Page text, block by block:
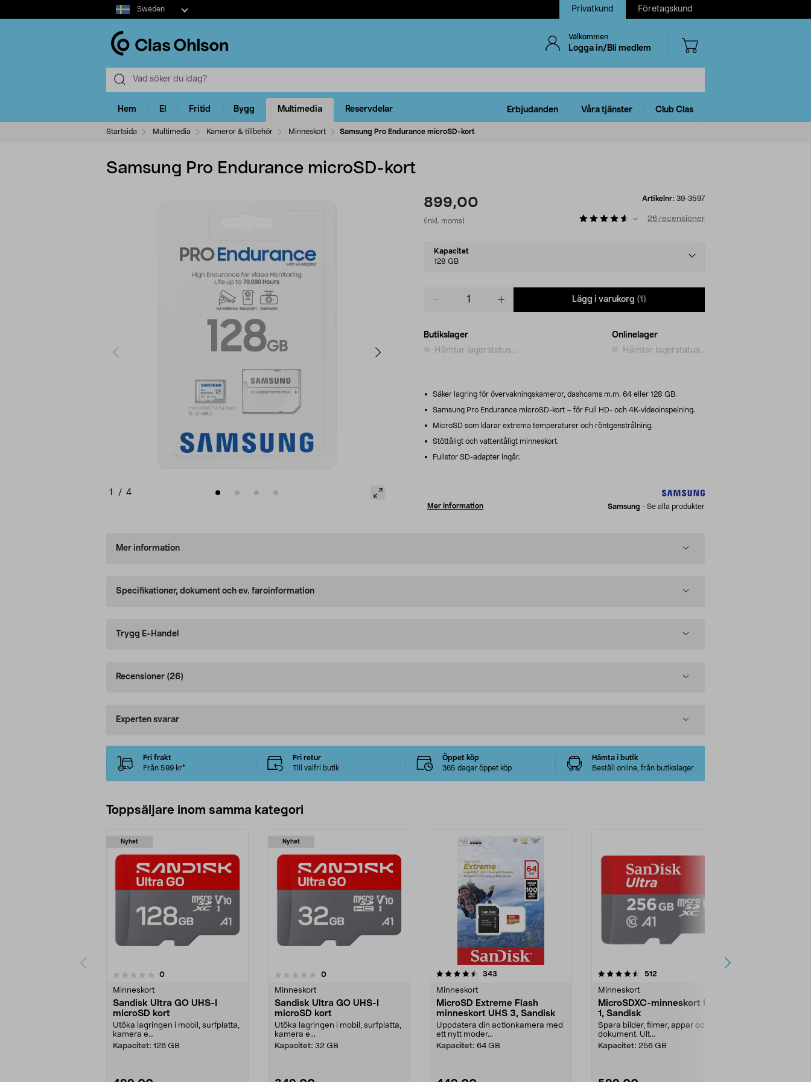
Select
market
Sweden Privatkund Företagskund
Välkommen
Logga in/Bli medlem
Hem El Fritid Bygg Multimedia Reservdelar Erbjudanden Våra tjänster Club Clas
Startsida Multimedia Kameror & tillbehör Minneskort Samsung Pro Endurance microSD-kort
Samsung Pro Endurance microSD-kort
1 / 4
899,00
(inkl. moms)
Artikelnr: 39-3597
26 recensioner
Select
variant
Kapacitet
128 GB
Lägg i varukorg (1)
Butikslager
Hämtar lagerstatus...
Onlinelager
Hämtar lagerstatus...
Säker lagring för övervakningskameror, dashcams m.m. 64 eller 128 GB.
Samsung Pro Endurance microSD-kort – för Full HD- och 4K-videoinspelning.
MicroSD som klarar extrema temperaturer och röntgenstrålning.
Stöttåligt och vattentåligt minneskort.
Fullstor SD-adapter ingår.
Mer information Samsung - Se alla produkter
Mer information
Specifikationer, dokument och ev. faroinformation
Trygg E-Handel
Recensioner (26)
Experten svarar
Fri frakt
Från 599 kr*
Fri retur
Till valfri butik
Öppet köp
365 dagar öppet köp
Hämta i butik
Beställ online, från butikslager
Toppsäljare inom samma kategori
Nyhet
0recensioner
Minneskort
Sandisk Ultra GO UHS-I
microSD kort
Utöka lagringen i mobil, surfplatta,
kamera e...
Kapacitet: 128 GB
Nyhet
0.0 av 5 stjärnor 0recensioner
Minneskort
Sandisk Ultra GO UHS-I
microSD kort
Utöka lagringen i mobil, surfplatta,
kamera e...
Kapacitet: 32 GB
4.5 av 5 stjärnor 343
Minneskort
MicroSD Extreme Flash
minneskort UHS 3, Sandisk
Uppdatera din actionkamera med
ett nytt moder...
Kapacitet: 64 GB
4.5 av 5 stjärnor 512
Minneskort
MicroSDXC-minneskort UHS
1, Sandisk
Spara bilder, filmer, appar och
dokument. Ult...
Kapacitet: 256 GB
4.5 av 5 stjärnor